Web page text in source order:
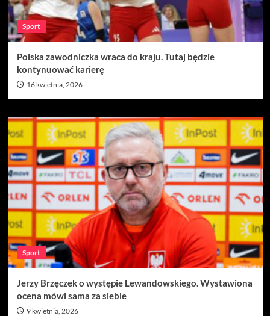
Sport
Polska zawodniczka wraca do kraju. Tutaj będzie
kontynuować karierę
16 kwietnia, 2026
Sport
Jerzy Brzęczek o występie Lewandowskiego. Wystawiona
ocena mówi sama za siebie
9 kwietnia, 2026